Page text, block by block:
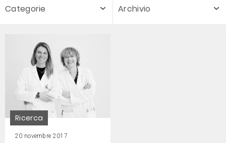
Categorie Archivio
Ricerca
20 novembre 2017